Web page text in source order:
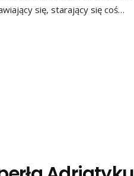
się, starający się coś…